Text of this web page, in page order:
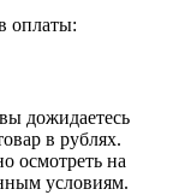
оплаты:
дожидаетесь
в рублях.
осмотреть на
условиям.